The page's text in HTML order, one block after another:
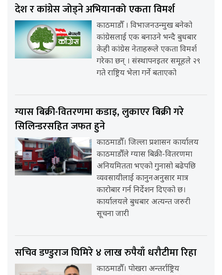
देश र कांग्रेस जोड्ने अभियानको एकता विमर्श
काठमाडौँ । विभाजनउन्मुख बनेको
कांग्रेसलाई एक बनाउने भन्दै बुधबार
केही कांग्रेस नेताहरूले एकता विमर्श
गरेका छन् । संस्थापनइतर समूहले २९
गते राष्ट्रिय भेला गर्ने बताएको
ग्यास बिक्री-वितरणमा कडाइ, लुकाएर बिक्री गरे
सिलिन्डरसहित जफत हुने
काठमाडौँ। जिल्ला प्रशासन कार्यालय
काठमाडौँले ग्यास बिक्री-वितरणमा
अनियमितता भएको गुनासो बढेपछि
व्यवसायीलाई कानुनअनुसार मात्र
कारोबार गर्न निर्देशन दिएको छ।
कार्यालयले बुधबार अत्यन्त जरुरी
सूचना जारी
सचिव डण्डुराज घिमिरे ४ लाख रुपैयाँ धरौटीमा रिहा
काठमाडौँ। पोखरा अन्तर्राष्ट्रिय